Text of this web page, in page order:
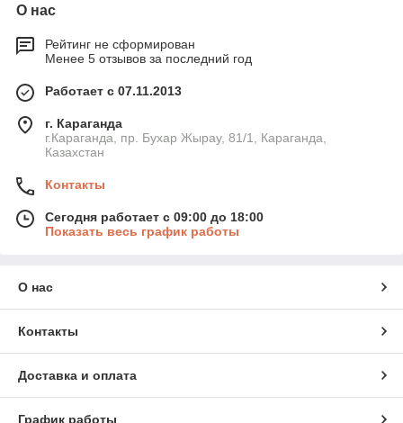
О нас
Рейтинг не сформирован
Менее 5 отзывов за последний год
Работает с 07.11.2013
г. Караганда
г.Караганда, пр. Бухар Жырау, 81/1, Караганда,
Казахстан
Контакты
Сегодня работает с 09:00 до 18:00
Показать весь график работы
О нас
Контакты
Доставка и оплата
График работы